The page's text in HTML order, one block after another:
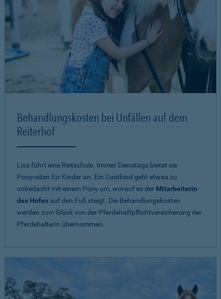
Behandlungskosten bei Unfällen auf dem
Reiterhof
Lisa führt eine Reitschule. Immer Dienstags bietet sie
Ponyreiten für Kinder an. Ein Gastkind geht etwas zu
unbedacht mit einem Pony um, worauf es der Mitarbeiterin
des Hofes auf den Fuß steigt. Die Behandlungskosten
werden zum Glück von der Pferdehaftpflichtversicherung der
Pferdehalterin übernommen.